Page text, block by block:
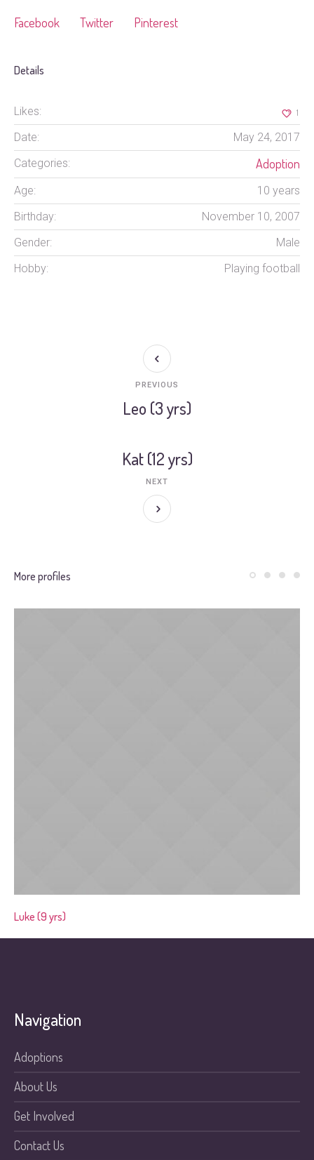
Facebook Twitter Pinterest
Details
Likes: 1
Date:
May 24, 2017
Categories:
Adoption
Age:
10 years
Birthday:
November 10, 2007
Gender:
Male
Hobby:
Playing football
Leo (3 yrs)
PREVIOUS
Kat (12 yrs)
NEXT
More profiles
Luke (9 yrs)
Navigation
Adoptions
About Us
Get Involved
Contact Us